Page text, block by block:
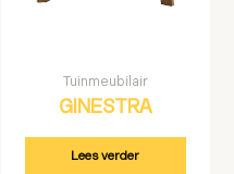
Tuinmeubilair
GINESTRA
Lees verder